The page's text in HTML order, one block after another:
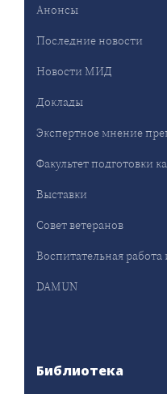
Анонсы
Последние новости
Новости МИД
Доклады
Экспертное мнение
Факультет подготовки
Выставки
Совет ветеранов
Воспитательная
DAMUN
Библиотека